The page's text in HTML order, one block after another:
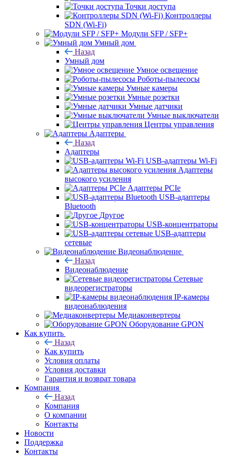
Точки доступа
Контроллеры
SDN (Wi-Fi)
Модули SFP / SFP+
Умный дом
Назад
Умный дом
Умное освещение
Роботы-пылесосы
Умные камеры
Умные розетки
Умные датчики
Умные выключатели
Центры управления
Адаптеры
Назад
Адаптеры
USB-адаптеры Wi-Fi
Адаптеры
высокого усиления
Адаптеры PCIe
USB-адаптеры
Bluetooth
Другое
USB-концентраторы
USB-адаптеры
сетевые
Видеонаблюдение
Назад
Видеонаблюдение
Сетевые
видеорегистраторы
IP-камеры
видеонаблюдения
Медиаконвертеры
Оборудование GPON
Как купить
Назад
Как купить
Условия оплаты
Условия доставки
Гарантия и возврат товара
Компания
Назад
Компания
О компании
Контакты
Новости
Поддержка
Контакты